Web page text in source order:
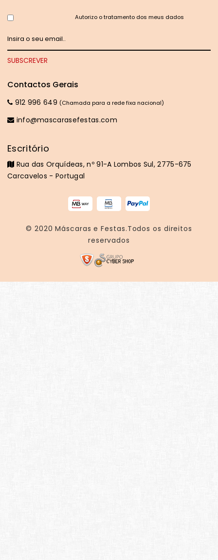
Autorizo o tratamento dos meus dados
Contactos Gerais
912 996 649 (Chamada para a rede fixa nacional)
info@mascarasefestas.com
Escritório
Rua das Orquídeas, nº 91-A Lombos Sul, 2775-675
Carcavelos - Portugal
© 2020Máscaras e Festas.Todos os direitos
reservados